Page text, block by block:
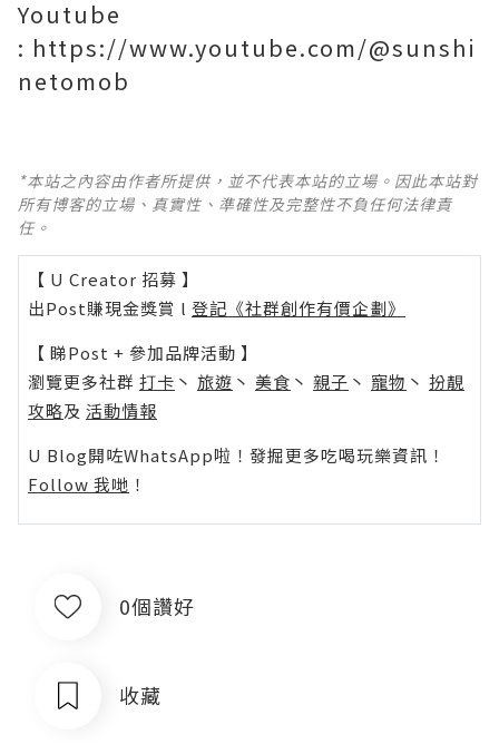
Youtube
: https://www.youtube.com/@sunshi
netomob
*本站之內容由作者所提供，並不代表本站的立場。因此本站對
所有博客的立場、真實性、準確性及完整性不負任何法律責
任。
【 U Creator 招募 】
出Post賺現金獎賞 l 登記《社群創作有價企劃》
【 睇Post + 參加品牌活動 】
瀏覽更多社群 打卡 丶 旅遊 丶 美食 丶 親子 丶 寵物 丶 扮靚
攻略及 活動情報
U Blog開咗WhatsApp啦！發掘更多吃喝玩樂資訊！
Follow 我哋 ！
0個讚好
收藏